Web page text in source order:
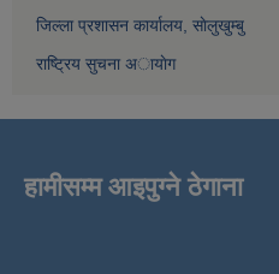
जिल्ला प्रशासन कार्यालय, साेलुखुम्बु
राष्ट्रिय सुचना अायाेग
हामीसम्म आइपुग्ने ठेगाना